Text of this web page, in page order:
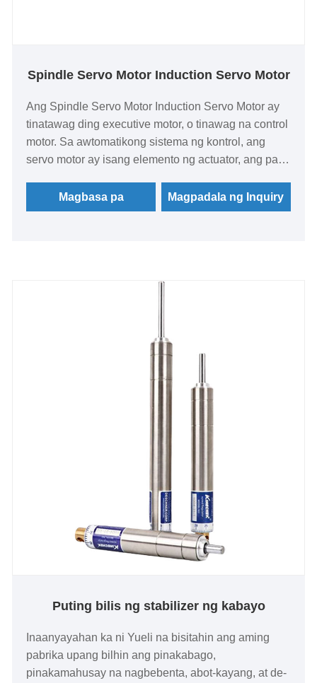
Spindle Servo Motor Induction Servo Motor
Ang Spindle Servo Motor Induction Servo Motor ay
tinatawag ding executive motor, o tinawag na control
motor. Sa awtomatikong sistema ng kontrol, ang
servo motor ay isang elemento ng actuator, ang pag
boltahe o phase) sa isang mekanikal na pag -aalis,
iyon ay, ang natanggap na signal ng elektrikal sa
Magbasa pa Magpadala ng Inquiry
Puting bilis ng stabilizer ng kabayo
Inaanyayahan ka ni Yueli na bisitahin ang aming
pabrika upang bilhin ang pinakabago,
pinakamahusay na nagbebenta, abot-kayang, at de-